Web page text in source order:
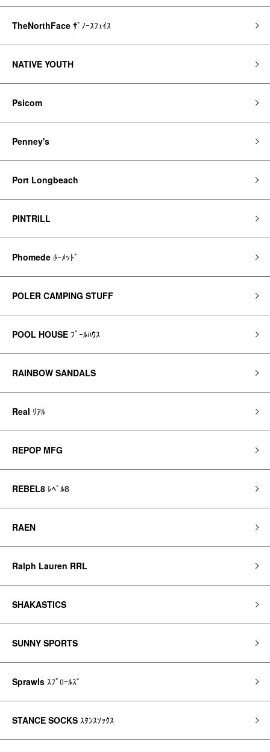
TheNorthFace ｻﾞﾉｰｽﾌｪｲｽ
NATIVE YOUTH
Psicom
Penney's
Port Longbeach
PINTRILL
Phomede ﾎｰﾒｯﾄﾞ
POLER CAMPING STUFF
POOL HOUSE ﾌﾟｰﾙﾊｳｽ
RAINBOW SANDALS
Real ﾘｱﾙ
REPOP MFG
REBEL8 ﾚﾍﾞﾙ8
RAEN
Ralph Lauren RRL
SHAKASTICS
SUNNY SPORTS
Sprawls ｽﾌﾟﾛｰﾙｽﾞ
STANCE SOCKS ｽﾀﾝｽｿｯｸｽ